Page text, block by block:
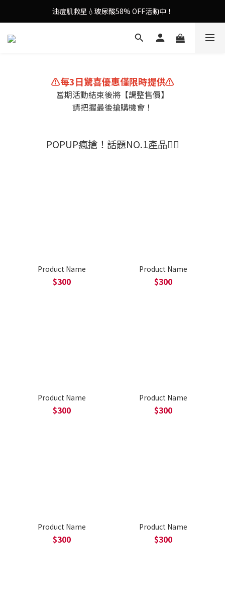
謝安琪愛用美容儀🌸護膚效果UP！
油痘肌救星💧玻尿酸58% OFF活動中！
果凍噴霧！一噴即現美白光透肌✨
⚠️每3日驚喜優惠僅限時提供⚠️
當期活動結束後將【調整售價】
請把握最後搶購機會！
POPUP瘋搶！話題NO.1產品❤️‍🔥
Product Name
$300
Product Name
$300
Product Name
$300
Product Name
$300
Product Name
$300
Product Name
$300